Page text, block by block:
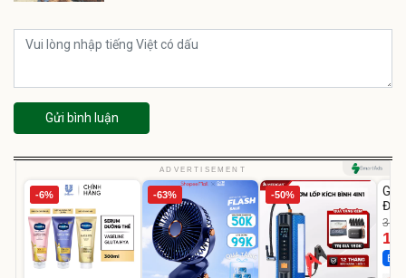
Gửi bình luận
ADVERTISEMENT
-6% -63% -50%
Đùi